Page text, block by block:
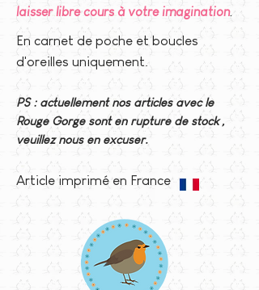
laisser libre cours à votre imagination.
En carnet de poche et boucles
d'oreilles uniquement.
PS : actuellement nos articles avec le
Rouge Gorge sont en rupture de stock ,
veuillez nous en excuser.
Article imprimé en France